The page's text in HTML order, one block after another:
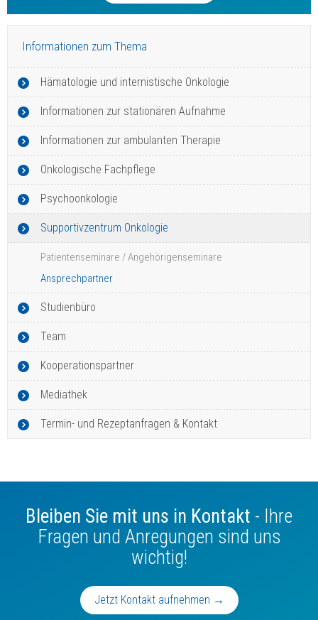
Informationen zum Thema
Hämatologie und internistische Onkologie
Informationen zur stationären Aufnahme
Informationen zur ambulanten Therapie
Onkologische Fachpflege
Psychoonkologie
Supportivzentrum Onkologie
Patientenseminare / Angehörigenseminare
Ansprechpartner
Studienbüro
Team
Kooperationspartner
Mediathek
Termin- und Rezeptanfragen & Kontakt
Bleiben Sie mit uns in Kontakt - Ihre
Fragen und Anregungen sind uns
wichtig!
Jetzt Kontakt aufnehmen →